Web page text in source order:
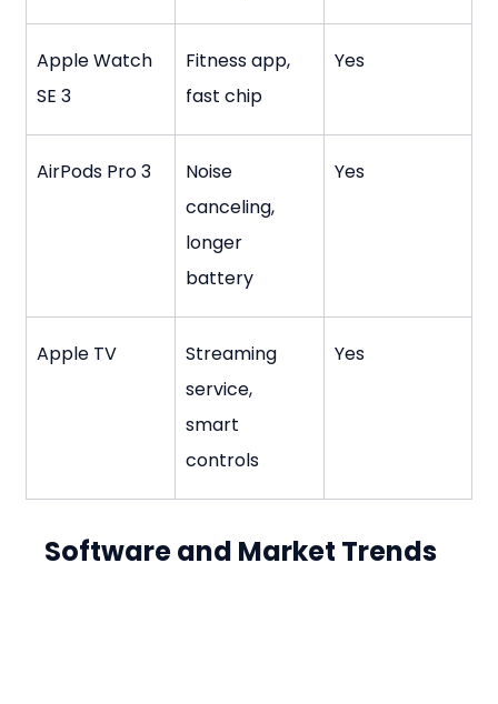
Apple Watch
SE 3
Fitness app,
fast chip
Yes
AirPods Pro 3
Noise
canceling,
longer
battery
Yes
Apple TV
Streaming
service,
smart
controls
Yes
Software and Market Trends